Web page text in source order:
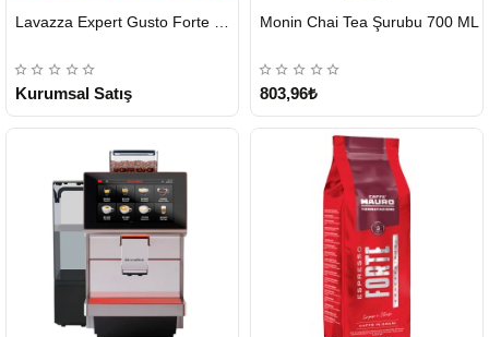
GÖNDERİ
Kurumsal Satış
Monin Chai Tea Şurubu 700 ML
803,96₺